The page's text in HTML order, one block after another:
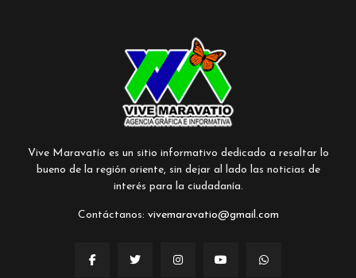
Vive Maravatío es un sitio informativo dedicado a resaltar lo
bueno de la región oriente, sin dejar al lado las noticias de
interés para la ciudadanía.
Contáctanos: vivemaravatio@gmail.com